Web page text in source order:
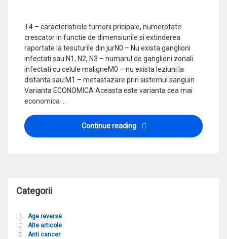
T4 – caracteristicile tumorii pricipale, numerotate
crescator in functie de dimensiunile si extinderea
raportate la tesuturile din jurN0 – Nu exista ganglioni
infectati sau:N1, N2, N3 – numarul de ganglioni zonali
infectati cu celule maligneM0 – nu exista leziuni la
distanta sau:M1 – metastazare prin sistemul sanguin
Varianta ECONOMICA Aceasta este varianta cea mai
economica …
Continue reading Protocolul T4-N0-N1-N2-
Categorii
Age reverse
Alte articole
Anti cancer